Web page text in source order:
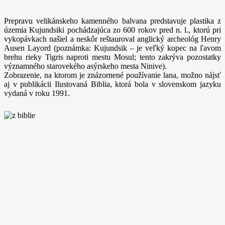
Prepravu velikánskeho kamenného balvana predstavuje plastika z
územia Kujundsiki pochádzajúca zo 600 rokov pred n. l., ktorú pri
vykopávkach našiel a neskôr reštauroval anglický archeológ Henry
Ausen Layord (poznámka: Kujundsik – je veľký kopec na ľavom
brehu rieky Tigris naproti mestu Mosul; tento zakrýva pozostatky
významného starovekého asýrskeho mesta Ninive).
Zobrazenie, na ktorom je znázornené používanie lana, možno nájsť
aj v publikácii Ilustovaná Biblia, ktorá bola v slovenskom jazyku
vydaná v roku 1991.